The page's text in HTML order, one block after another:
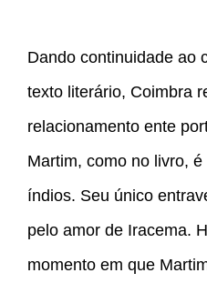
Dando continuidade ao
texto literário, Coimbra
relacionamento ente
Martim, como no livro,
índios. Seu único
pelo amor de Iracema.
momento em que